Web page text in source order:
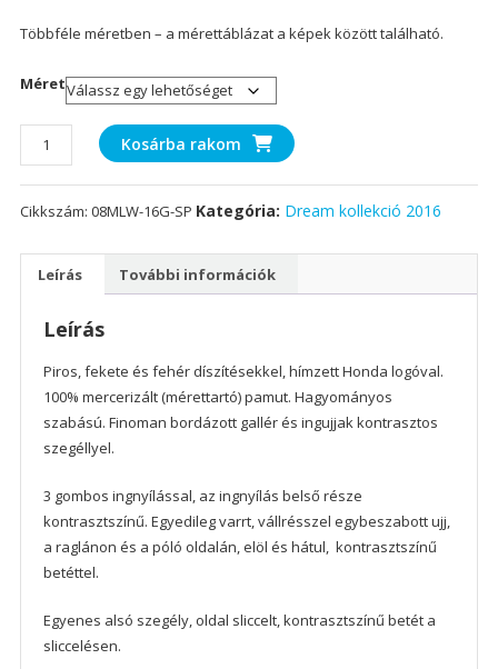
Többféle méretben – a mérettáblázat a képek között található.
Méret
Honda
sportos
férfi
pólóing
Kosárba rakom
Cikkszám: 08MLW-16G-SP Kategória: Dream kollekció 2016
Leírás További információk
Leírás
Piros, fekete és fehér díszítésekkel, hímzett Honda logóval.
100% mercerizált (mérettartó) pamut. Hagyományos
szabású. Finoman bordázott gallér és ingujjak kontrasztos
szegéllyel.
3 gombos ingnyílással, az ingnyílás belső része
kontrasztszínű. Egyedileg varrt, vállrésszel egybeszabott ujj,
a raglánon és a póló oldalán, elöl és hátul, kontrasztszínű
betéttel.
Egyenes alsó szegély, oldal sliccelt, kontrasztszínű betét a
sliccelésen.